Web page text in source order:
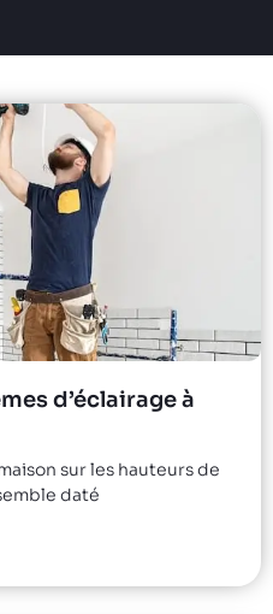
d’éclairage à
sur les hauteurs de
daté